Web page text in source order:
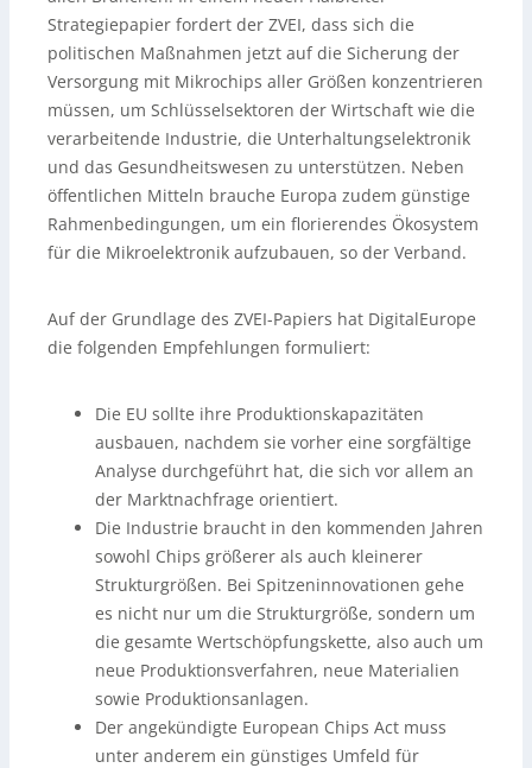
Strategiepapier fordert der ZVEI, dass sich die
politischen Maßnahmen jetzt auf die Sicherung der
Versorgung mit Mikrochips aller Größen konzentrieren
müssen, um Schlüsselsektoren der Wirtschaft wie die
verarbeitende Industrie, die Unterhaltungselektronik
und das Gesundheitswesen zu unterstützen. Neben
öffentlichen Mitteln brauche Europa zudem günstige
Rahmenbedingungen, um ein florierendes Ökosystem
für die Mikroelektronik aufzubauen, so der Verband.
Auf der Grundlage des ZVEI-Papiers hat DigitalEurope
die folgenden Empfehlungen formuliert:
Die EU sollte ihre Produktionskapazitäten
ausbauen, nachdem sie vorher eine sorgfältige
Analyse durchgeführt hat, die sich vor allem an
der Marktnachfrage orientiert.
Die Industrie braucht in den kommenden Jahren
sowohl Chips größerer als auch kleinerer
Strukturgrößen. Bei Spitzeninnovationen gehe
es nicht nur um die Strukturgröße, sondern um
die gesamte Wertschöpfungskette, also auch um
neue Produktionsverfahren, neue Materialien
sowie Produktionsanlagen.
Der angekündigte European Chips Act muss
unter anderem ein günstiges Umfeld für